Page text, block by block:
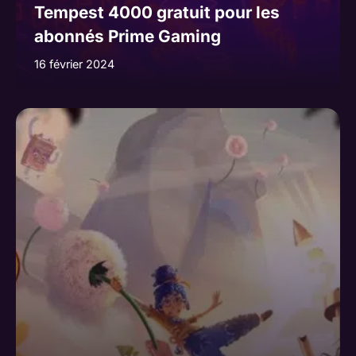
Tempest 4000 gratuit pour les
abonnés Prime Gaming
16 février 2024